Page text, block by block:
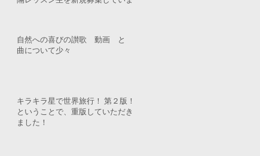
自然への喜びの讃歌 動画 と
曲について少々
キラキラ星で世界旅行！ 第２版！
ということで、重版していただき
ました！